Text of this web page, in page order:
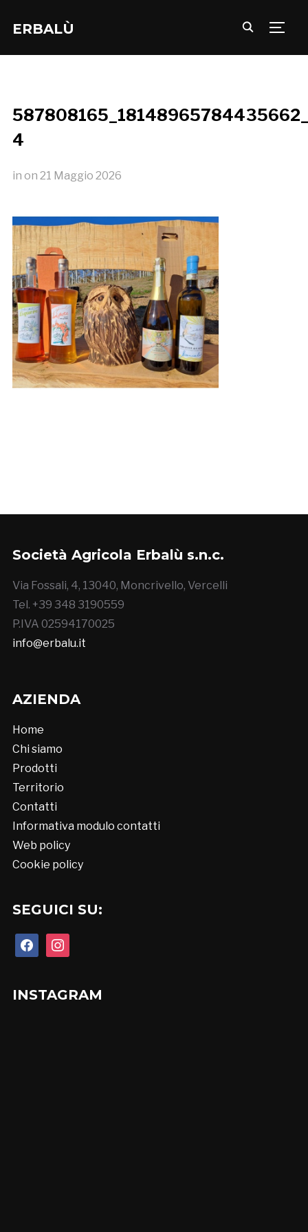
ERBALÙ
4
in on 21 Maggio 2026
Società Agricola Erbalù s.n.c.
Via Fossali, 4, 13040, Moncrivello, Vercelli
Tel. +39 348 3190559
P.IVA 02594170025
info@erbalu.it
AZIENDA
Home
Chi siamo
Prodotti
Territorio
Contatti
Informativa modulo contatti
Web policy
Cookie policy
SEGUICI SU:
facebookinstagram
INSTAGRAM